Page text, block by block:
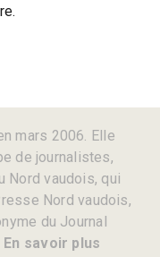
mars 2006. Elle
de journalistes,
Nord vaudois, qui
Nord vaudois,
du Journal
En savoir plus